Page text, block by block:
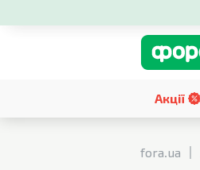
Акції
fora.ua